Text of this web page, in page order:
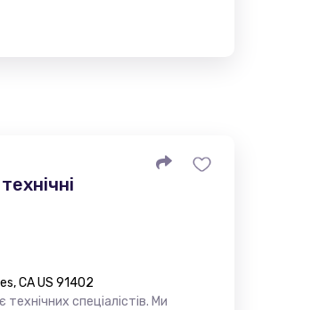
CA US 91402
спеціалістів. Ми